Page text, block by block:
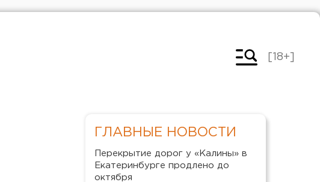
[18+]
ГЛАВНЫЕ НОВОСТИ
Перекрытие дорог у «Калины» в
Екатеринбурге продлено до
октября